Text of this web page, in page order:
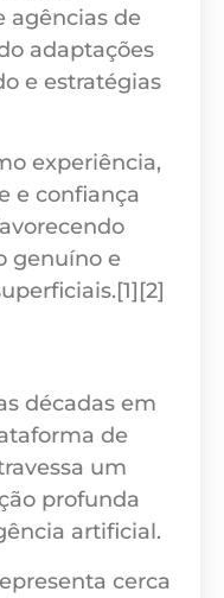
agências de
adaptações
e estratégias
experiência,
e confiança
genuíno e
décadas em
de
um
profunda
artificial.
cerca